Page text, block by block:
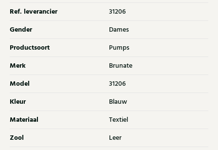
Ref. leverancier 31206
Gender Dames
Productsoort Pumps
Merk Brunate
Model 31206
Kleur Blauw
Materiaal Textiel
Zool Leer